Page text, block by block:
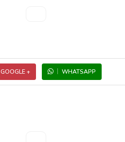
GOOGLE + WHATSAPP